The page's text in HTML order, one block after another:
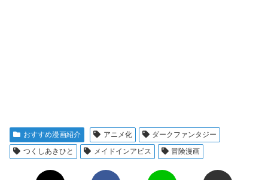
おすすめ漫画紹介 アニメ化
ダークファンタジー
つくしあきひと
メイドインアビス 冒険漫画